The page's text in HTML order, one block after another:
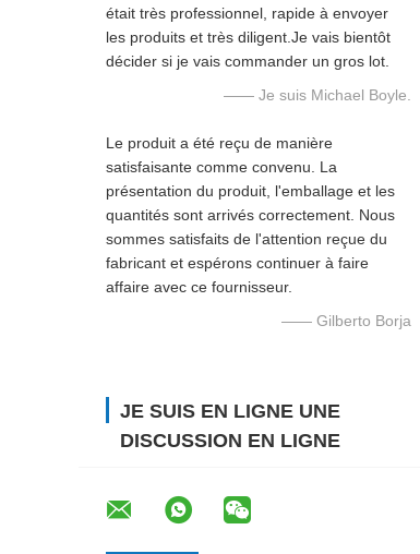
était très professionnel, rapide à envoyer
les produits et très diligent.Je vais bientôt
décider si je vais commander un gros lot.
—— Je suis Michael Boyle.
Le produit a été reçu de manière
satisfaisante comme convenu. La
présentation du produit, l'emballage et les
quantités sont arrivés correctement. Nous
sommes satisfaits de l'attention reçue du
fabricant et espérons continuer à faire
affaire avec ce fournisseur.
—— Gilberto Borja
JE SUIS EN LIGNE UNE
DISCUSSION EN LIGNE